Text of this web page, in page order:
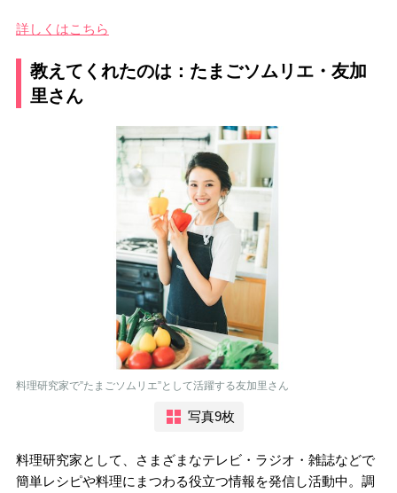
詳しくはこちら
教えてくれたのは：たまごソムリエ・友加
里さん
料理研究家で”たまごソムリエ”として活躍する友加里さん
写真9枚
料理研究家として、さまざまなテレビ・ラジオ・雑誌などで
簡単レシピや料理にまつわる役立つ情報を発信し活動中。調